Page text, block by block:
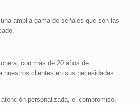
amplia gama de señales que son las
con más de 20 años de
nuestros clientes en sus necesidades
personalizada, el compromiso,